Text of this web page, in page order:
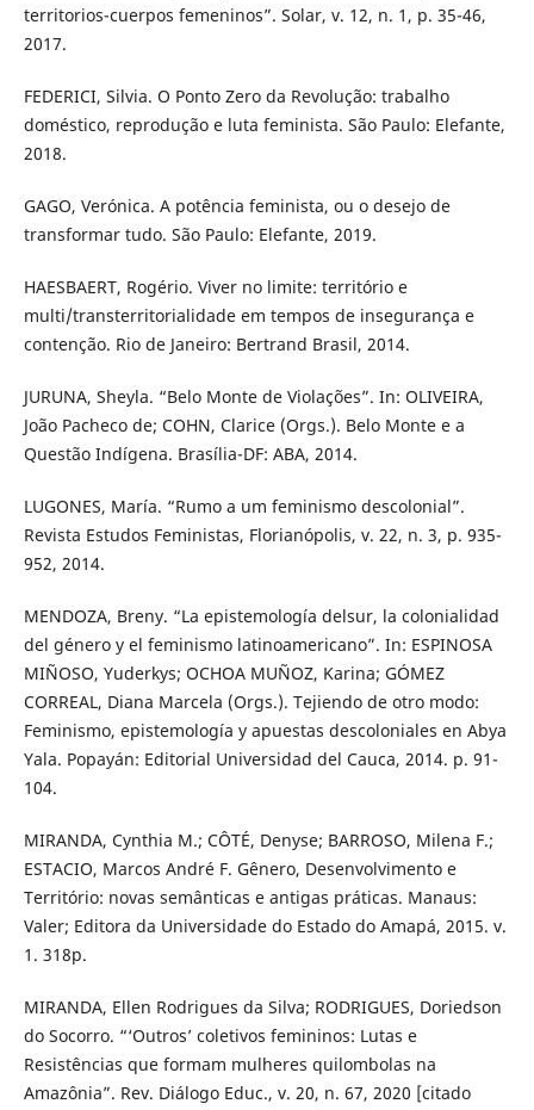
territorios-cuerpos femeninos”. Solar, v. 12, n. 1, p. 35-46,
2017.
FEDERICI, Silvia. O Ponto Zero da Revolução: trabalho
doméstico, reprodução e luta feminista. São Paulo: Elefante,
2018.
GAGO, Verónica. A potência feminista, ou o desejo de
transformar tudo. São Paulo: Elefante, 2019.
HAESBAERT, Rogério. Viver no limite: território e
multi/transterritorialidade em tempos de insegurança e
contenção. Rio de Janeiro: Bertrand Brasil, 2014.
JURUNA, Sheyla. “Belo Monte de Violações”. In: OLIVEIRA,
João Pacheco de; COHN, Clarice (Orgs.). Belo Monte e a
Questão Indígena. Brasília-DF: ABA, 2014.
LUGONES, María. “Rumo a um feminismo descolonial”.
Revista Estudos Feministas, Florianópolis, v. 22, n. 3, p. 935-
952, 2014.
MENDOZA, Breny. “La epistemología delsur, la colonialidad
del género y el feminismo latinoamericano”. In: ESPINOSA
MIÑOSO, Yuderkys; OCHOA MUÑOZ, Karina; GÓMEZ
CORREAL, Diana Marcela (Orgs.). Tejiendo de otro modo:
Feminismo, epistemología y apuestas descoloniales en Abya
Yala. Popayán: Editorial Universidad del Cauca, 2014. p. 91-
104.
MIRANDA, Cynthia M.; CÔTÉ, Denyse; BARROSO, Milena F.;
ESTACIO, Marcos André F. Gênero, Desenvolvimento e
Território: novas semânticas e antigas práticas. Manaus:
Valer; Editora da Universidade do Estado do Amapá, 2015. v.
1. 318p.
MIRANDA, Ellen Rodrigues da Silva; RODRIGUES, Doriedson
do Socorro. “‘Outros’ coletivos femininos: Lutas e
Resistências que formam mulheres quilombolas na
Amazônia”. Rev. Diálogo Educ., v. 20, n. 67, 2020 [citado